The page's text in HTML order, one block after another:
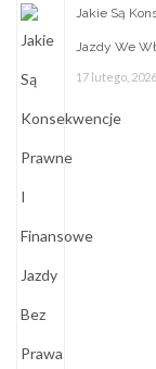
Jakie Są
Jazdy We
17 lutego, 2026